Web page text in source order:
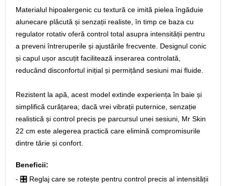
Materialul hipoalergenic cu textură ce imită pielea îngăduie
alunecare plăcută și senzații realiste, în timp ce baza cu
regulator rotativ oferă control total asupra intensității pentru
a preveni întreruperile și ajustările frecvente. Designul conic
și capul ușor ascuțit facilitează inserarea controlată,
reducând disconfortul inițial și permițând sesiuni mai fluide.
Rezistent la apă, acest model extinde experiența în baie și
simplifică curățarea; dacă vrei vibrații puternice, senzație
realistică și control precis pe parcursul unei sesiuni, Mr Skin
22 cm este alegerea practică care elimină compromisurile
dintre tărie și confort.
Beneficii:
- 🎛️ Reglaj care se rotește pentru control precis al intensității